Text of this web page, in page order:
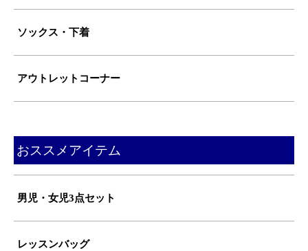
ソックス・下着
アウトレットコーナー
おススメアイテム
男児・女児3点セット
レッスンバッグ